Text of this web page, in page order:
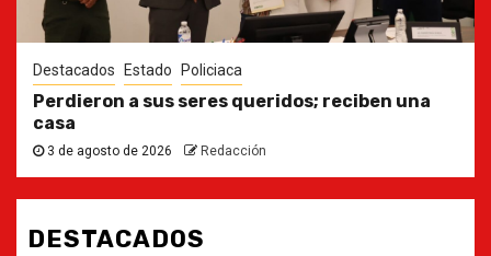
Destacados Estado Policiaca
Perdieron a sus seres queridos; reciben una
casa
3 de agosto de 2026 Redacción
DESTACADOS